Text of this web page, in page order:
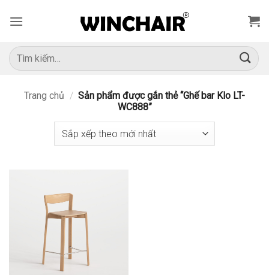
qua
dung
Tìm
kiếm:
Trang chủ / Sản phẩm được gắn thẻ “Ghế bar Klo LT-
WC888”